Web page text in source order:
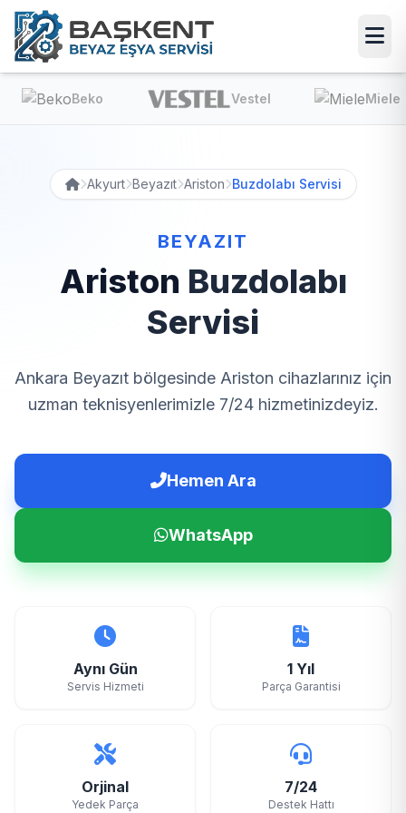
Beko Vestel Miele
Akyurt Beyazıt Ariston Buzdolabı Servisi
BEYAZIT
Ariston Buzdolabı
Servisi
Ankara Beyazıt bölgesinde Ariston cihazlarınız için
uzman teknisyenlerimizle 7/24 hizmetinizdeyiz.
Hemen Ara
WhatsApp
Aynı Gün
Servis Hizmeti
1 Yıl
Parça Garantisi
Orjinal
Yedek Parça
7/24
Destek Hattı